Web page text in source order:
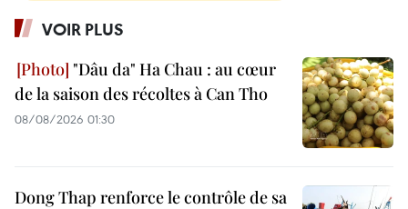
VOIR PLUS
"Dâu da" Ha Chau : au cœur
de la saison des récoltes à Can Tho
08/08/2026 01:30
Dong Thap renforce le contrôle de sa